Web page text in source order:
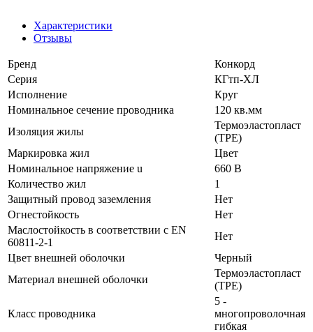
Характеристики
Отзывы
Бренд
Конкорд
Серия
КГтп-ХЛ
Исполнение
Круг
Номинальное сечение проводника
120 кв.мм
Изоляция жилы
Термоэластопласт
(TPE)
Маркировка жил
Цвет
Номинальное напряжение u
660 В
Количество жил
1
Защитный провод заземления
Нет
Огнестойкость
Нет
Маслостойкость в соответствии с EN
60811-2-1
Нет
Цвет внешней оболочки
Черный
Материал внешней оболочки
Термоэластопласт
(TPE)
Класс проводника
5 -
многопроволочная
гибкая